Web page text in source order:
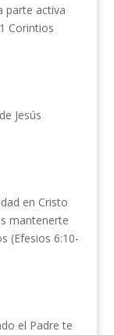
parte activa
Corintios
Jesús
en Cristo
mantenerte
(Efesios 6:10-
el Padre te